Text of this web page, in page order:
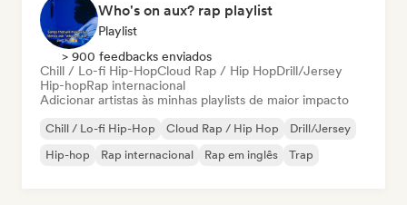
Who's on aux? rap playlist
Playlist
> 900 feedbacks enviados
Chill / Lo-fi Hip-HopCloud Rap / Hip HopDrill/Jersey
Hip-hopRap internacional
Adicionar artistas às minhas playlists de maior impacto
Chill / Lo-fi Hip-Hop Cloud Rap / Hip Hop
Drill/Jersey
Hip-hop
Rap internacional Rap em inglês Trap